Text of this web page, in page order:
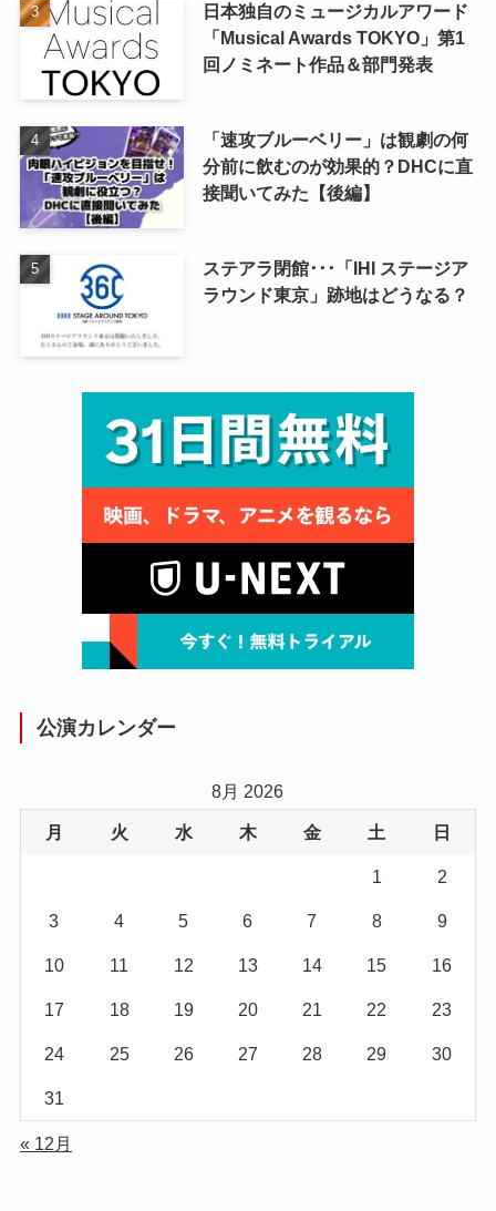
日本独自のミュージカルアワード
「Musical Awards TOKYO」第1
回ノミネート作品＆部門発表
「速攻ブルーベリー」は観劇の何
分前に飲むのが効果的？DHCに直
接聞いてみた【後編】
ステアラ閉館･･･「IHI ステージア
ラウンド東京」跡地はどうなる？
公演カレンダー
8月 2026
月 火 水 木 金 土 日
1 2
3 4 5 6 7 8 9
10 11 12 13 14 15 16
17 18 19 20 21 22 23
24 25 26 27 28 29 30
31
« 12月